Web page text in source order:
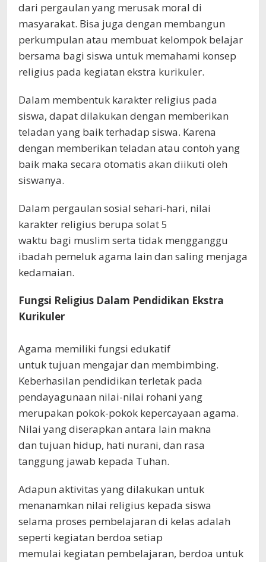
dari pergaulan yang merusak moral di
masyarakat. Bisa juga dengan membangun
perkumpulan atau membuat kelompok belajar
bersama bagi siswa untuk memahami konsep
religius pada kegiatan ekstra kurikuler.
Dalam membentuk karakter religius pada
siswa, dapat dilakukan dengan memberikan
teladan yang baik terhadap siswa. Karena
dengan memberikan teladan atau contoh yang
baik maka secara otomatis akan diikuti oleh
siswanya.
Dalam pergaulan sosial sehari-hari, nilai
karakter religius berupa solat 5
waktu bagi muslim serta tidak mengganggu
ibadah pemeluk agama lain dan saling menjaga
kedamaian.
Fungsi Religius Dalam Pendidikan Ekstra
Kurikuler
Agama memiliki fungsi edukatif
untuk tujuan mengajar dan membimbing.
Keberhasilan pendidikan terletak pada
pendayagunaan nilai-nilai rohani yang
merupakan pokok-pokok kepercayaan agama.
Nilai yang diserapkan antara lain makna
dan tujuan hidup, hati nurani, dan rasa
tanggung jawab kepada Tuhan.
Adapun aktivitas yang dilakukan untuk
menanamkan nilai religius kepada siswa
selama proses pembelajaran di kelas adalah
seperti kegiatan berdoa setiap
memulai kegiatan pembelajaran, berdoa untuk